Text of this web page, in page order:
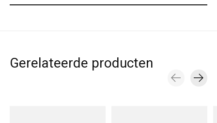
Gerelateerde producten